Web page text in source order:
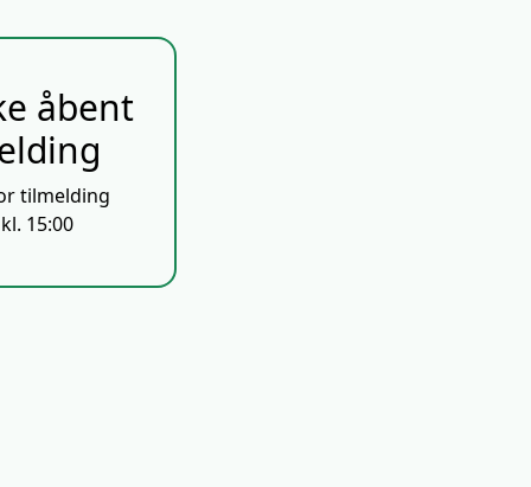
åbent
tilmelding
15:00